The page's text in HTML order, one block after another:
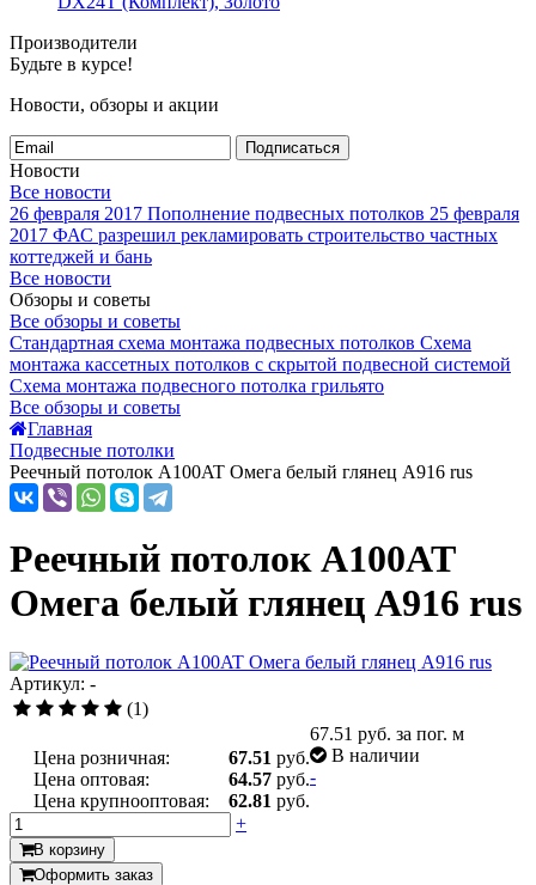
Производители
Будьте в курсе!
Новости, обзоры и акции
Подписаться
Новости
Все новости
26 февраля 2017 Пополнение подвесных потолков 25 февраля
2017 ФАС разрешил рекламировать строительство частных
коттеджей и бань
Все новости
Обзоры и советы
Все обзоры и советы
Стандартная схема монтажа подвесных потолков Схема
монтажа кассетных потолков с скрытой подвесной системой
Схема монтажа подвесного потолка грильято
Все обзоры и советы
Главная
Подвесные потолки
Реечный потолок A100AT Омега белый глянец А916 rus
Реечный потолок A100AT
Омега белый глянец А916 rus
Артикул: -
(1)
Цена розничная: 67.51 руб.
Цена оптовая:
64.57 руб.
Цена крупнооптовая:
62.81 руб.
67.51 руб. за пог. м
В наличии
-
+
В корзину
Оформить заказ